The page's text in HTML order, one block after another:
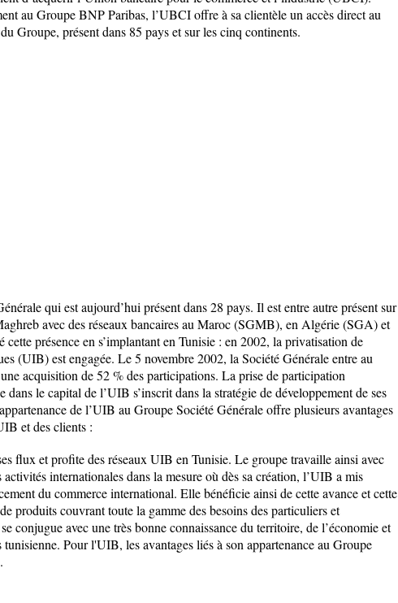
au Groupe BNP Paribas, l’UBCI offre à sa clientèle un accès direct au
Groupe, présent dans 85 pays et sur les cinq continents.
qui est aujourd’hui présent dans 28 pays. Il est entre autre présent sur
avec des réseaux bancaires au Maroc (SGMB), en Algérie (SGA) et
présence en s’implantant en Tunisie : en 2002, la privatisation de
(UIB) est engagée. Le 5 novembre 2002, la Société Générale entre au
acquisition de 52 % des participations. La prise de participation
le capital de l’UIB s’inscrit dans la stratégie de développement de ses
de l’UIB au Groupe Société Générale offre plusieurs avantages
et des clients :
flux et profite des réseaux UIB en Tunisie. Le groupe travaille ainsi avec
internationales dans la mesure où dès sa création, l’UIB a mis
du commerce international. Elle bénéficie ainsi de cette avance et cette
produits couvrant toute la gamme des besoins des particuliers et
conjugue avec une très bonne connaissance du territoire, de l’économie et
Pour l'UIB, les avantages liés à son appartenance au Groupe